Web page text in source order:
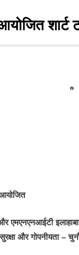
आयोजित
एमएनएनआईटी
और गोपनीयता –